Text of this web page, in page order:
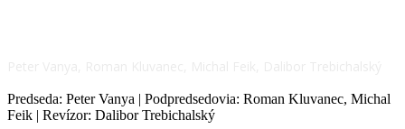
Predseda: Peter Vanya | Podpredsedovia: Roman Kluvanec, Michal
Feik | Revízor: Dalibor Trebichalský